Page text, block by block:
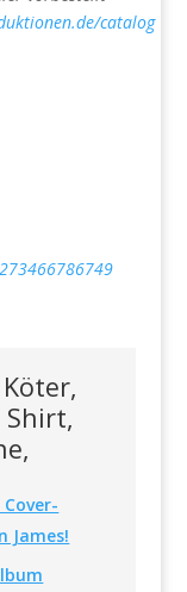
catalog
James!